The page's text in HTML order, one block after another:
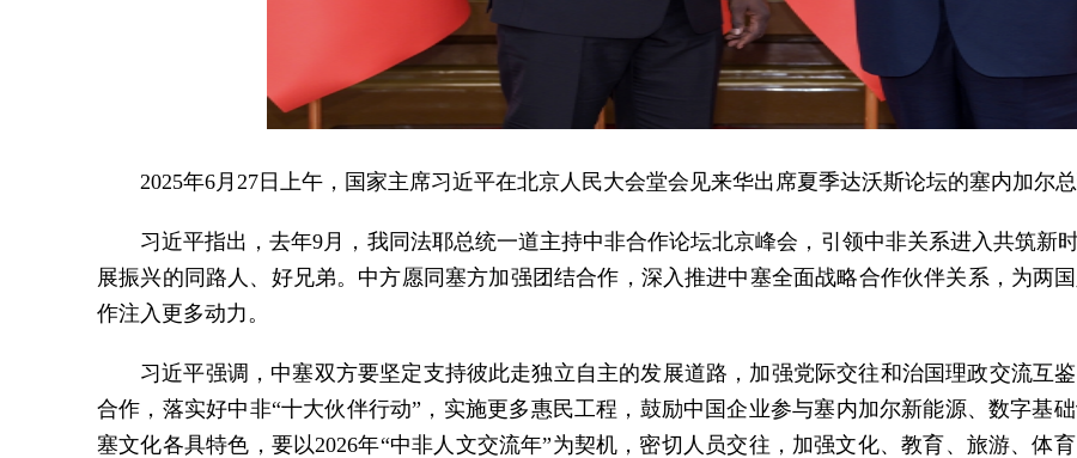
2025年6月27日上午，国家主席习近平在北京人民大会堂会见来华出席夏季达沃斯论坛的塞内加尔总
习近平指出，去年9月，我同法耶总统一道主持中非合作论坛北京峰会，引领中非关系进入共筑新
展振兴的同路人、好兄弟。中方愿同塞方加强团结合作，深入推进中塞全面战略合作伙伴关系，为两
作注入更多动力。
习近平强调，中塞双方要坚定支持彼此走独立自主的发展道路，加强党际交往和治国理政交流互
合作，落实好中非“十大伙伴行动”，实施更多惠民工程，鼓励中国企业参与塞内加尔新能源、数字基
塞文化各具特色，要以2026年“中非人文交流年”为契机，密切人员交往，加强文化、教育、旅游、体